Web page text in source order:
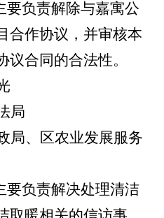
要负责解除与嘉寓公
合作协议，并审核本
合同的合法性。
局
局、区农业发展服务
要负责解决处理清洁